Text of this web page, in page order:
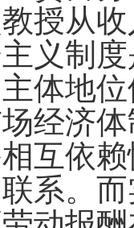
授从
义制
体地
经济
互依
系。